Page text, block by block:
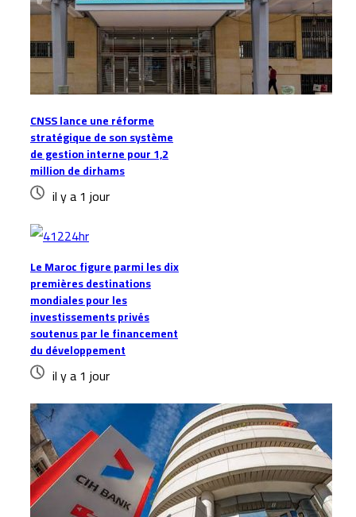
CNSS lance une réforme
stratégique de son système
de gestion interne pour 1,2
million de dirhams
il y a 1 jour
Le Maroc figure parmi les dix
premières destinations
mondiales pour les
investissements privés
soutenus par le financement
du développement
il y a 1 jour